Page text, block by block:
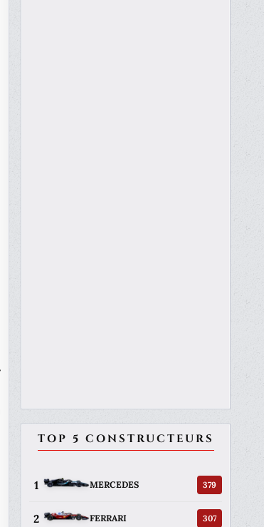
TOP 5 CONSTRUCTEURS
1 MERCEDES 379
2 FERRARI 307